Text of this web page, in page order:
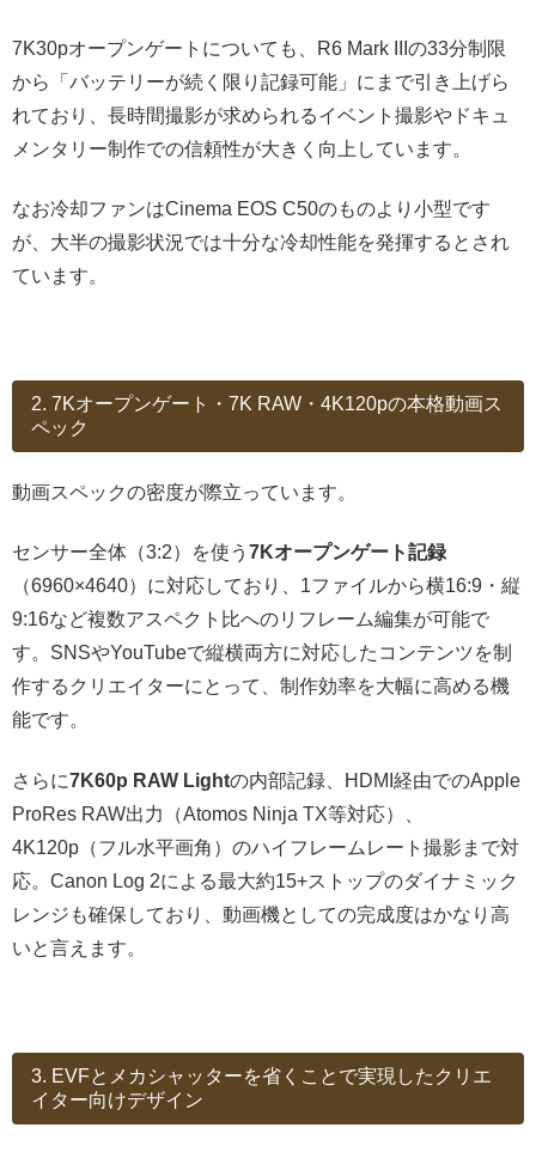
7K30pオープンゲートについても、R6 Mark IIIの33分制限
から「バッテリーが続く限り記録可能」にまで引き上げら
れており、長時間撮影が求められるイベント撮影やドキュ
メンタリー制作での信頼性が大きく向上しています。
なお冷却ファンはCinema EOS C50のものより小型です
が、大半の撮影状況では十分な冷却性能を発揮するとされ
ています。
2. 7Kオープンゲート・7K RAW・4K120pの本格動画ス
ペック
動画スペックの密度が際立っています。
センサー全体（3:2）を使う 7Kオープンゲート記録
（6960×4640）に対応しており、1ファイルから横16:9・縦
9:16など複数アスペクト比へのリフレーム編集が可能で
す。SNSやYouTubeで縦横両方に対応したコンテンツを制
作するクリエイターにとって、制作効率を大幅に高める機
能です。
さらに7K60p RAW Lightの内部記録、HDMI経由でのApple
ProRes RAW出力（Atomos Ninja TX等対応）、
4K120p（フル水平画角）のハイフレームレート撮影まで対
応。Canon Log 2による最大約15+ストップのダイナミック
レンジも確保しており、動画機としての完成度はかなり高
いと言えます。
3. EVFとメカシャッターを省くことで実現したクリエ
イター向けデザイン